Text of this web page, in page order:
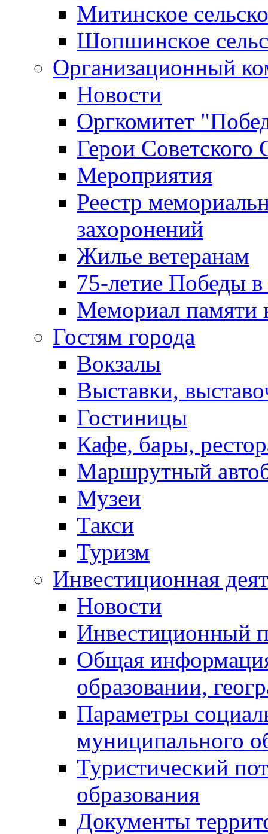
Митинское
Шопшинское
Организационный
Новости
Оргкомитет
Герои Советского
Мероприятия
Реестр
захоронений
Жилье ветеранам
75-летие Победы
Мемориал памяти
Гостям города
Вокзалы
Выставки,
Гостиницы
Кафе, бары,
Маршрутный
Музеи
Такси
Туризм
Инвестиционная
Новости
Инвестиционный
Общая
образовании,
Параметры
муниципального
Туристический
образования
Документы